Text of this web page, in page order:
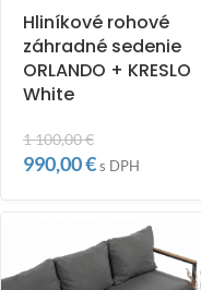
Hliníkové rohové
záhradné sedenie
ORLANDO + KRESLO
White
1 100,00€
990,00€s DPH